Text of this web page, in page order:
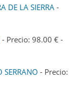
DE LA SIERRA -
- Precio: 98.00 € -
SERRANO - Precio: